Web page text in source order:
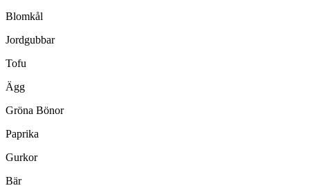
Blomkål
Jordgubbar
Tofu
Ägg
Gröna Bönor
Paprika
Gurkor
Bär